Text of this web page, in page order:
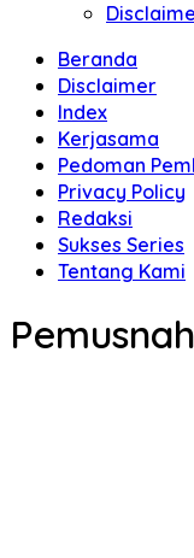
Beranda
Disclaimer
Index
Kerjasama
Pedoman
Privacy Policy
Redaksi
Sukses Series
Tentang Kami